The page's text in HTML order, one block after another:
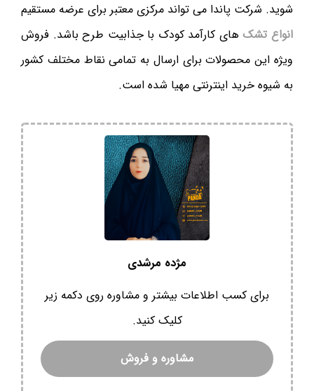
شوید. شرکت پاندا می تواند مرکزی معتبر برای عرضه مستقیم
انواع تشکهای کارآمد کودک با جذابیت طرح باشد. فروش
ویژه این محصولات برای ارسال به تمامی نقاط مختلف کشور
به شیوه خرید اینترنتی مهیا شده است.
مژده مرشدی
برای کسب اطلاعات بیشتر و مشاوره روی دکمه زیر
کلیک کنید.
مشاوره و فروش